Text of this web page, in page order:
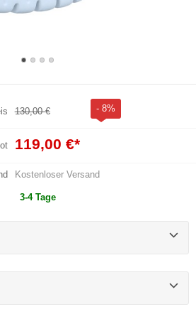
130,00 € - 8%
119,00 €*
Kostenloser Versand
3-4 Tage